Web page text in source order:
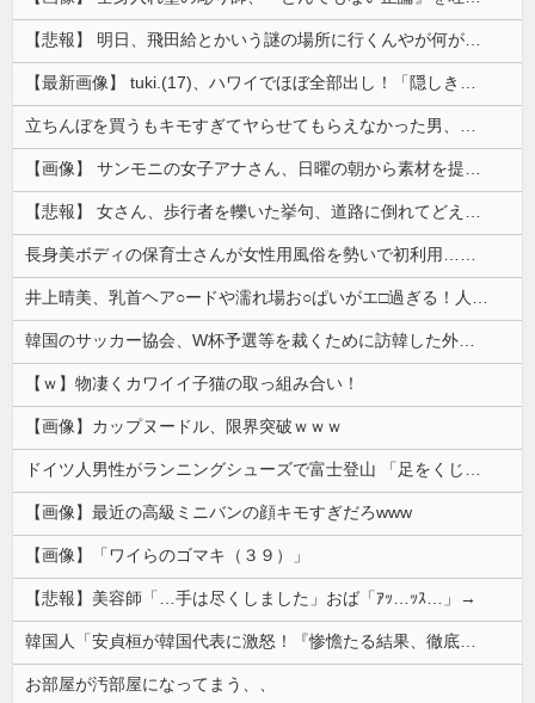
【悲報】 明日、飛田給とかいう謎の場所に行くんやが何があるんや????・・・・・・・・・
【最新画像】 tuki.(17)、ハワイでほぼ全部出し！「隠しきれない美貌」とSNSざわつく
立ちんぼを買うもキモすぎてヤらせてもらえなかった男、代わりの足コキでまさかの大量身寸米青ｗｗｗ
【画像】 サンモニの女子アナさん、日曜の朝から素材を提供してしまう
【悲報】 女さん、歩行者を轢いた挙句、道路に倒れてどえらいことになってしまうw w w w w w w
長身美ボディの保育士さんが女性用風俗を勢いで初利用…子供に絶対見せられないメスの顔でイキまくり。
井上晴美、乳首ヘア○ードや濡れ場お○ぱいがエ□過ぎる！人生最後のラスト写真集、最高！！
韓国のサッカー協会、W杯予選等を裁くために訪韓した外国人審判を「性接待」していた……大して強くもないチームが潤沢な予算を持ってりゃそうなるわな
【ｗ】物凄くカワイイ子猫の取っ組み合い！
【画像】カップヌードル、限界突破ｗｗｗ
ドイツ人男性がランニングシューズで富士登山 「足をくじいて動けない」
【画像】最近の高級ミニバンの顔キモすぎだろwww
【画像】「ワイらのゴマキ（３９）」
【悲報】美容師「…手は尽くしました」おば「ｱｯ…ｯｽ…」→
韓国人「安貞桓が韓国代表に激怒！『惨憺たる結果、徹底的な刷新が必要だ』と監督や協会を痛烈批判」
お部屋が汚部屋になってまう、、